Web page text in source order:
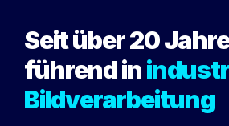
Seit über 20
führend in
Bildverarbeitung